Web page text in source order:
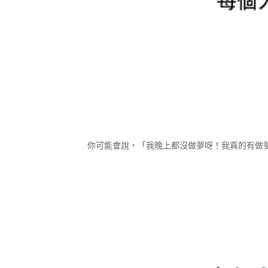
你可能會說，「我晚上都沒做夢呀！我真的有做